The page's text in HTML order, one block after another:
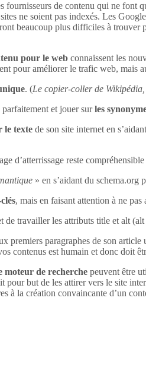
fournisseurs de contenu qui ne font
ne soient pas indexés. Les
beaucoup plus difficiles à
pour le web connaissent les
pour améliorer le trafic web, mais
. (Le copier-coller de
et jouer surles
le texte de son site internet en
d’atterrissage reste
» en s’aidant du schema.org
, mais en faisant attention à ne
de travailler les attributs title et alt
premiers paragraphes de son
contenus est humain et donc doit
moteur de recherche peuvent être
pour but de les attirer vers le site
à la création convaincante d’un